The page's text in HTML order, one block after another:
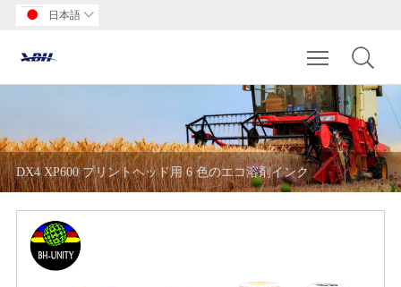
日本語 
Toggle
DX4 XP600 プリントヘッド用 6 色のエコ溶剤インク